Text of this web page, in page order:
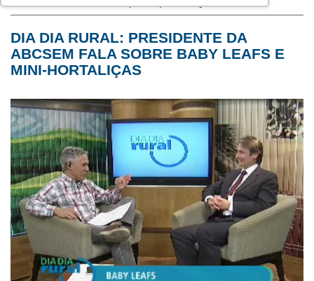
DIA DIA RURAL: PRESIDENTE DA
ABCSEM FALA SOBRE BABY LEAFS E
MINI-HORTALIÇAS